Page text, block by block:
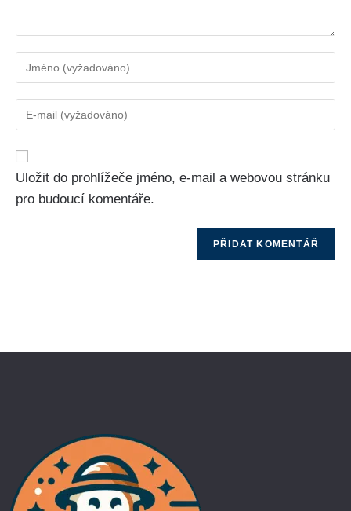
Uložit do prohlížeče jméno, e-mail a webovou stránku
pro budoucí komentáře.